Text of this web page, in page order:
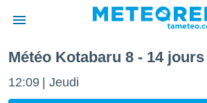
de
Météo Kotabaru 8 - 14 jours
12:09 Jeudi